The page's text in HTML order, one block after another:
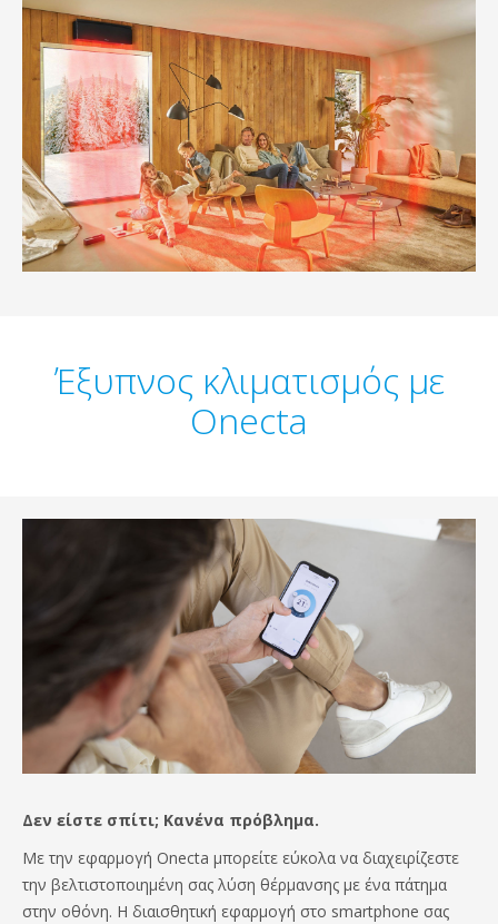
Έξυπνος κλιματισμός με
Onecta
Δεν είστε σπίτι; Κανένα πρόβλημα.
Με την εφαρμογή Onecta μπορείτε εύκολα να διαχειρίζεστε
την βελτιστοποιημένη σας λύση θέρμανσης με ένα πάτημα
στην οθόνη. Η διαισθητική εφαρμογή στο smartphone σας